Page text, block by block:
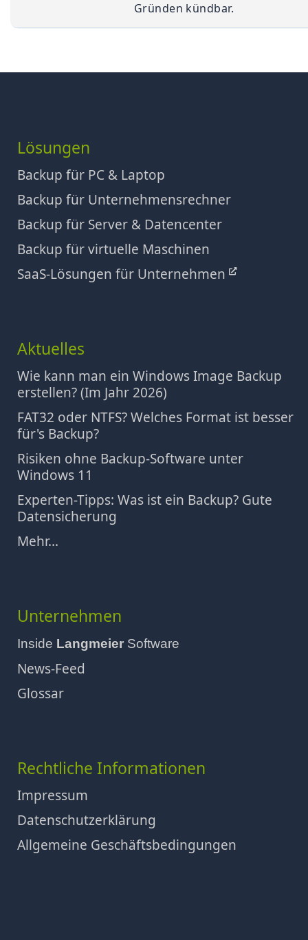
Gründen kündbar.
Lösungen
Backup für PC & Laptop
Backup für Unternehmensrechner
Backup für Server & Datencenter
Backup für virtuelle Maschinen
SaaS-Lösungen für Unternehmen
Aktuelles
Wie kann man ein Windows Image Backup
erstellen? (Im Jahr 2026)
FAT32 oder NTFS? Welches Format ist besser
für's Backup?
Risiken ohne Backup-Software unter
Windows 11
Experten-Tipps: Was ist ein Backup? Gute
Datensicherung
Mehr...
Unternehmen
Inside Langmeier Software
News-Feed
Glossar
Rechtliche Informationen
Impressum
Datenschutzerklärung
Allgemeine Geschäftsbedingungen